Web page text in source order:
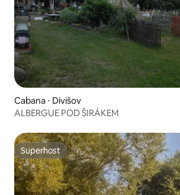
Cabana ⋅ Divišov
ALBERGUE POD ŠIRÁKEM
Superhost
Superhost